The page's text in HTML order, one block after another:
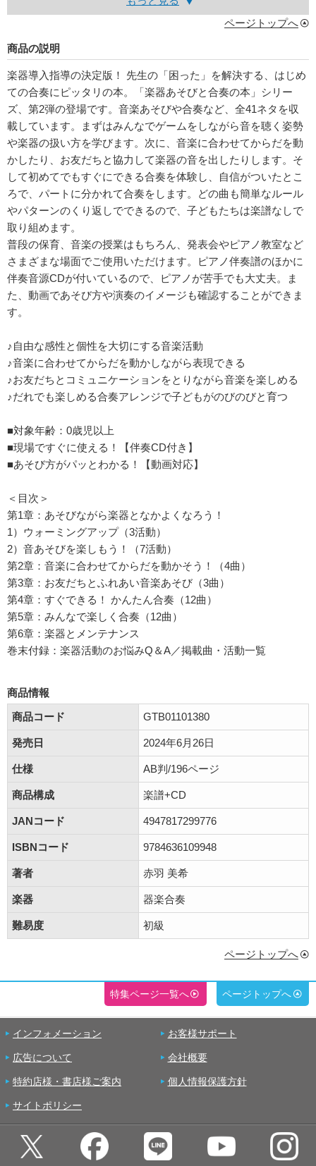
ページトップへ
商品の説明
楽器導入指導の決定版！ 先生の「困った」を解決する、はじめ
ての合奏にピッタリの本。「楽器あそびと合奏の本」シリー
ズ、第2弾の登場です。音楽あそびや合奏など、全41ネタを収
載しています。まずはみんなでゲームをしながら音を聴く姿勢
や楽器の扱い方を学びます。次に、音楽に合わせてからだを動
かしたり、お友だちと協力して楽器の音を出したりします。そ
して初めてでもすぐにできる合奏を体験し、自信がついたとこ
ろで、パートに分かれて合奏をします。どの曲も簡単なルール
やパターンのくり返しでできるので、子どもたちは楽譜なしで
取り組めます。
普段の保育、音楽の授業はもちろん、発表会やピアノ教室など
さまざまな場面でご使用いただけます。ピアノ伴奏譜のほかに
伴奏音源CDが付いているので、ピアノが苦手でも大丈夫。ま
た、動画であそび方や演奏のイメージも確認することができま
す。
♪自由な感性と個性を大切にする音楽活動
♪音楽に合わせてからだを動かしながら表現できる
♪お友だちとコミュニケーションをとりながら音楽を楽しめる
♪だれでも楽しめる合奏アレンジで子どもがのびのびと育つ
■対象年齢：0歳児以上
■現場ですぐに使える！【伴奏CD付き】
■あそび方がパッとわかる！【動画対応】
＜目次＞
第1章：あそびながら楽器となかよくなろう！
1）ウォーミングアップ（3活動）
2）音あそびを楽しもう！（7活動）
第2章：音楽に合わせてからだを動かそう！（4曲）
第3章：お友だちとふれあい音楽あそび（3曲）
第4章：すぐできる！ かんたん合奏（12曲）
第5章：みんなで楽しく合奏（12曲）
第6章：楽器とメンテナンス
巻末付録：楽器活動のお悩みQ＆A／掲載曲・活動一覧
商品情報
商品コード
GTB01101380
発売日 2024年6月26日
仕様 AB判/196ページ
商品構成 楽譜+CD
JANコード 4947817299776
ISBNコード 9784636109948
著者 赤羽 美希
楽器 器楽合奏
難易度 初級
ページトップへ
特集ページ一覧へ ページトップへ
インフォメーション お客様サポート
広告について 会社概要
特約店様・書店様ご案内 個人情報保護方針
サイトポリシー